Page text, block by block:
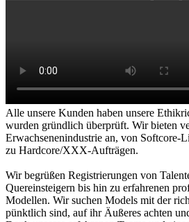
Alle unsere Kunden haben unsere
wurden gründlich überprüft. Wir bieten
Erwachsenenindustrie an, von Softcore-
zu Hardcore/XXX-Aufträgen.
Wir begrüßen Registrierungen von
Quereinsteigern bis hin zu erfahrenen
Modellen. Wir suchen Models mit der
pünktlich sind, auf ihr Äußeres achten